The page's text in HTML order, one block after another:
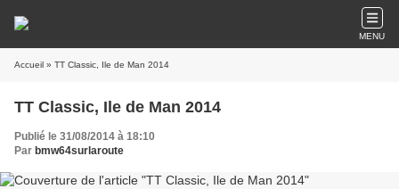
MENU
Accueil » TT Classic, Ile de Man 2014
TT Classic, Ile de Man 2014
Publié le 31/08/2014 à 18:10
Par bmw64surlaroute